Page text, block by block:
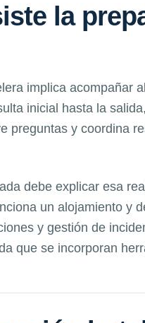
la
implica acompañar
inicial hasta la
preguntas y coordina
debe explicar esa
un alojamiento y
y gestión de
que se incorporan